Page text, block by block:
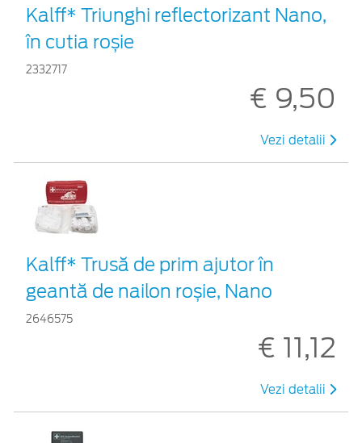
Kalff* Triunghi reflectorizant Nano,
în cutia roșie
2332717
€ 9,50
Vezi detalii
Kalff* Trusă de prim ajutor în
geantă de nailon roșie, Nano
2646575
€ 11,12
Vezi detalii